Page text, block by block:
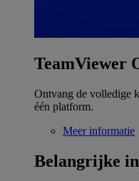
TeamViewer
Ontvang de volledige
één platform.
Meer informatie
Belangrijke